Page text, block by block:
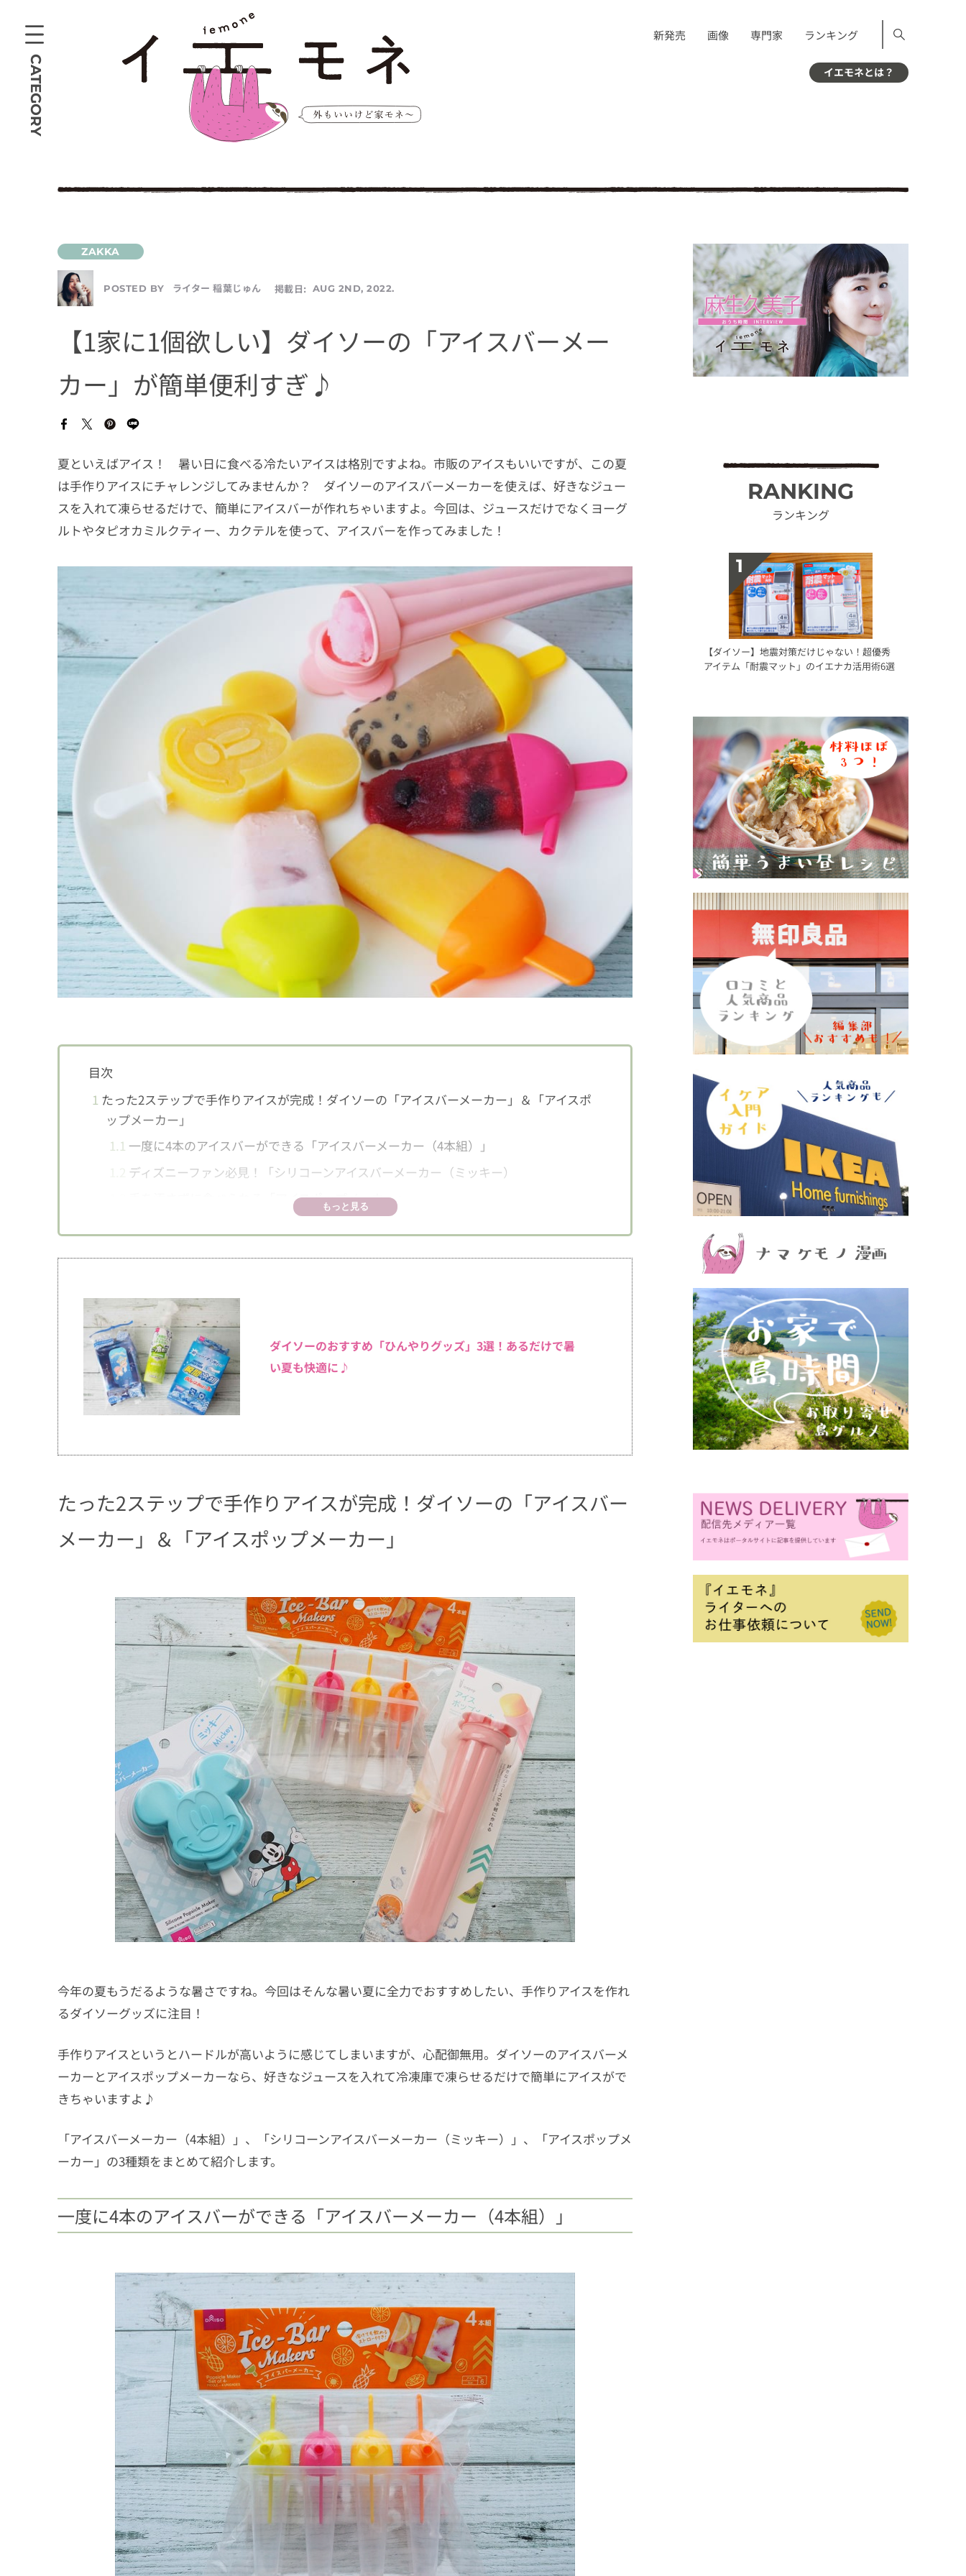
CATEGORY
新発売 画像 専門家 ランキング
イエモネとは？
POSTED BY ライター 稲葉じゅん 掲載日: AUG 2ND, 2022.
【1家に1個欲しい】ダイソーの「アイスバーメー
カー」が簡単便利すぎ♪
夏といえばアイス！ 暑い日に食べる冷たいアイスは格別ですよね。市販のアイスもいいですが、この夏
は手作りアイスにチャレンジしてみませんか？ ダイソーのアイスバーメーカーを使えば、好きなジュー
スを入れて凍らせるだけで、簡単にアイスバーが作れちゃいますよ。今回は、ジュースだけでなくヨーグ
ルトやタピオカミルクティー、カクテルを使って、アイスバーを作ってみました！
目次
1 たった2ステップで手作りアイスが完成！ダイソーの「アイスバーメーカー」＆「アイスポ
ップメーカー」
1.1 一度に4本のアイスバーができる「アイスバーメーカー（4本組）」
ディズニーファン必見！「シリコーンアイスバーメーカー（ミッキー）
手を汚さずに食べられる「アイスポップメーカー」
もっと見る
ダイソーのおすすめ「ひんやりグッズ」3選！あるだけで暑
い夏も快適に♪
たった2ステップで手作りアイスが完成！ダイソーの「アイスバー
メーカー」＆「アイスポップメーカー」
今年の夏もうだるような暑さですね。今回はそんな暑い夏に全力でおすすめしたい、手作りアイスを作れ
るダイソーグッズに注目！
手作りアイスというとハードルが高いように感じてしまいますが、心配御無用。ダイソーのアイスバーメ
ーカーとアイスポップメーカーなら、好きなジュースを入れて冷凍庫で凍らせるだけで簡単にアイスがで
きちゃいますよ♪
「アイスバーメーカー（4本組）」、「シリコーンアイスバーメーカー（ミッキー）」、「アイスポップメ
ーカー」の3種類をまとめて紹介します。
一度に4本のアイスバーができる「アイスバーメーカー（4本組）」
RANKING
ランキング
【ダイソー】地震対策だけじゃない！超優秀
アイテム「耐震マット」のイエナカ活用術6選